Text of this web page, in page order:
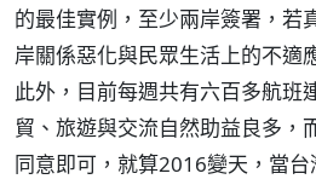
的最佳實例，至少兩岸簽署，若
岸關係惡化與民眾生活上的不適
此外，目前每週共有六百多航班
貿、旅遊與交流自然助益良多，
同意即可，就算2016變天，當